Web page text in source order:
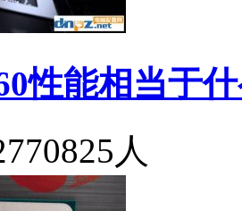
性能相当于
人